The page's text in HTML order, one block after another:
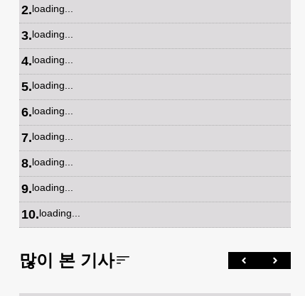
2.loading...
3.loading...
4.loading...
5.loading...
6.loading...
7.loading...
8.loading...
9.loading...
10.loading...
많이 본 기사